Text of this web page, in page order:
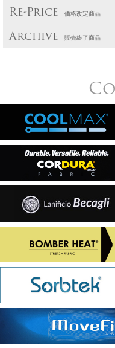
Re-Price 価格改定商品
Archive 販売終了商品